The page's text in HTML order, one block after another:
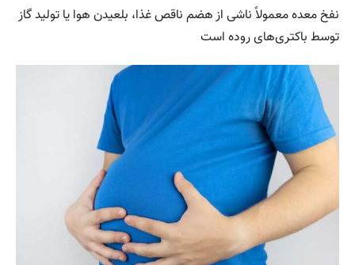
نفخ معده معمولاً ناشی از هضم ناقص غذا، بلعیدن هوا یا تولید گاز
توسط باکتری‌های روده است